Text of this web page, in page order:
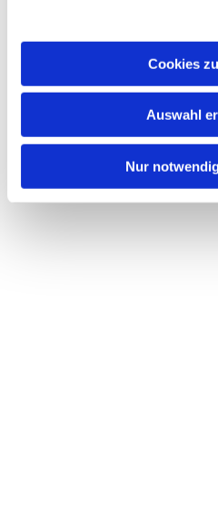
Cookies
Auswahl
Nur
Kirchengemeinde Pfarrei
Hl. Theresa von Avila Berlin
Leitender Pfarrer - Norbert
Behaimstr. 39